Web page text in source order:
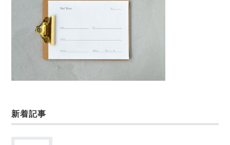
新着記事